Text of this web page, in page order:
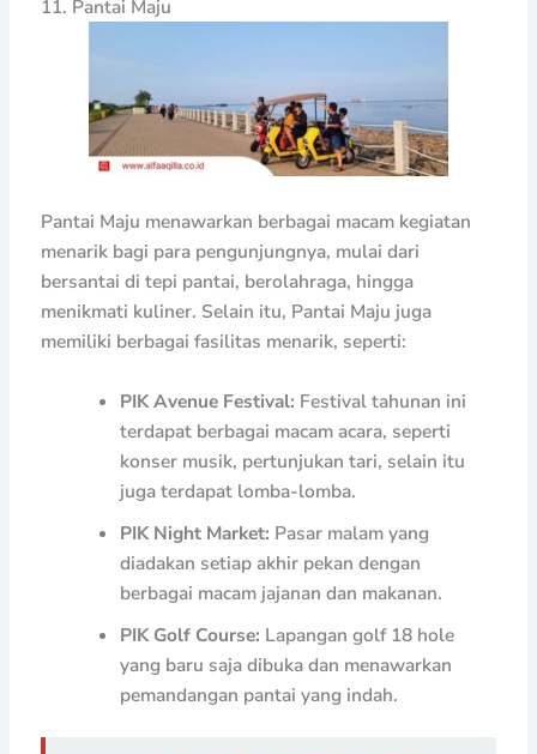
11. Pantai Maju
Pantai Maju menawarkan berbagai macam kegiatan
menarik bagi para pengunjungnya, mulai dari
bersantai di tepi pantai, berolahraga, hingga
menikmati kuliner. Selain itu, Pantai Maju juga
memiliki berbagai fasilitas menarik, seperti:
PIK Avenue Festival: Festival tahunan ini
terdapat berbagai macam acara, seperti
konser musik, pertunjukan tari, selain itu
juga terdapat lomba-lomba.
PIK Night Market: Pasar malam yang
diadakan setiap akhir pekan dengan
berbagai macam jajanan dan makanan.
PIK Golf Course: Lapangan golf 18 hole
yang baru saja dibuka dan menawarkan
pemandangan pantai yang indah.